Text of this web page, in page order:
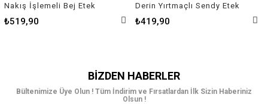
Nakış İşlemeli Bej Etek
₺519,90
Derin Yırtmaçlı Sendy Etek
₺419,90
BIZDEN HABERLER
Bültenimize Üye Olun ! Tüm İndirim ve Fırsatlardan İlk Sizin Haberiniz
Olsun !